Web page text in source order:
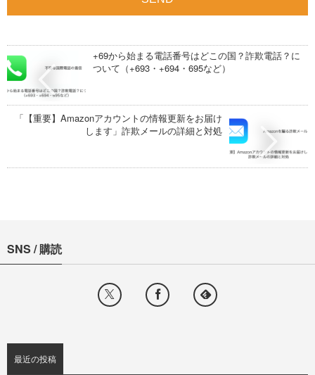
+69から始まる電話番号はどこの国？詐欺電話？に
ついて（+693・+694・695など）
「【重要】Amazonアカウントの情報更新をお届け
します」詐欺メールの詳細と対処
SNS / 購読
最近の投稿